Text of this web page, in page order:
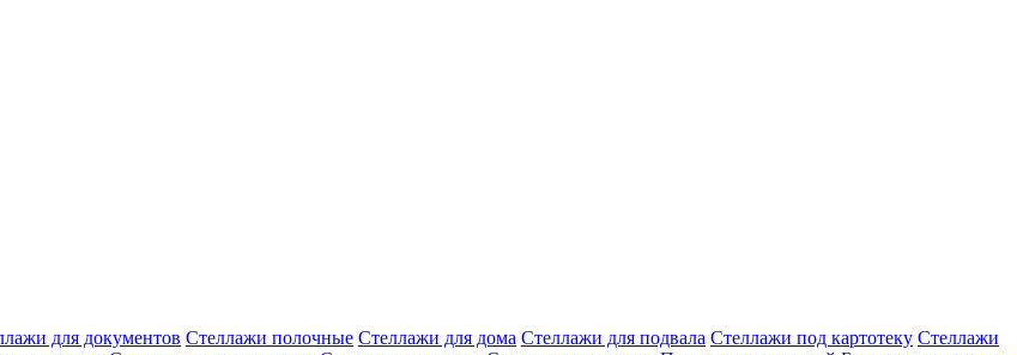
для документов Стеллажи полочные Стеллажи для дома Стеллажи для подвала Стеллажи под картотеку Стеллажи